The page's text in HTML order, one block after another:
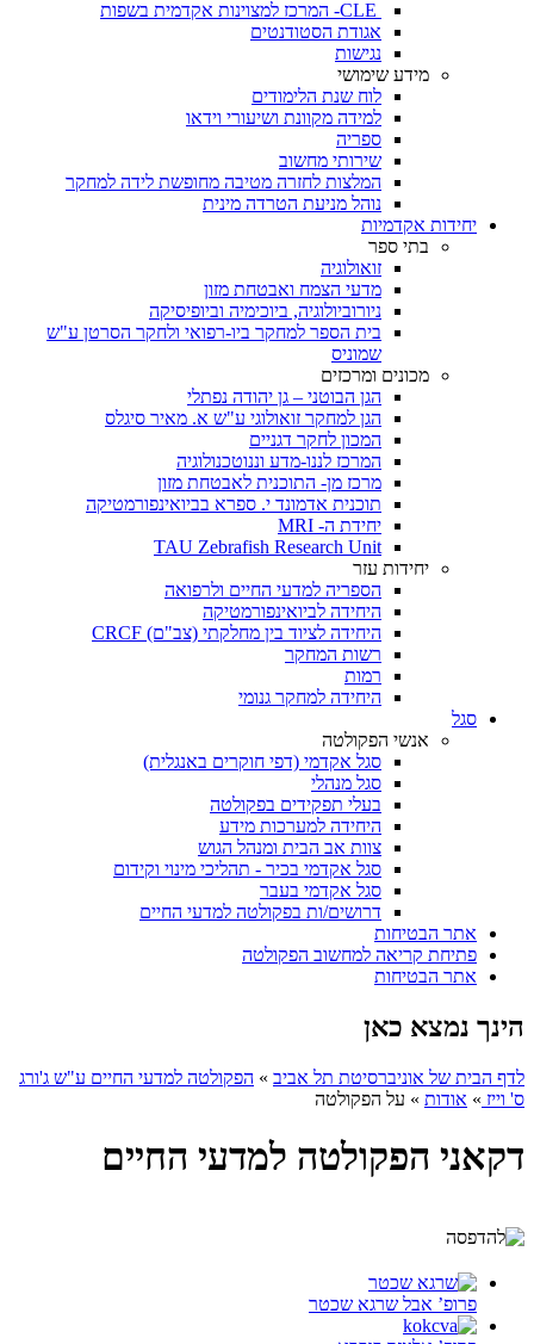
אגודת הסטודנטים
נגישות
מידע שימושי
לוח שנת הלימודים
למידה מקוונת ושיעורי וידאו
ספריה
שירותי מחשוב
המלצות לחזרה מטיבה מחופשת לידה למחקר
נוהל מניעת הטרדה מינית
יחידות אקדמיות
בתי ספר
זואולוגיה
מדעי הצמח ואבטחת מזון
ניורוביולוגיה, ביוכימיה וביופיסיקה
בית הספר למחקר ביו-רפואי ולחקר הסרטן ע"ש
שמוניס
מכונים ומרכזים
הגן הבוטני – גן יהודה נפתלי
הגן למחקר זואולוגי ע"ש א. מאיר סיגלס
המכון לחקר דגניים
המרכז לננו-מדע וננוטכנולוגיה
מרכז מן- התוכנית לאבטחת מזון
תוכנית אדמונד י. ספרא בביואינפורמטיקה
יחידת ה- MRI
TAU Zebrafish Research Unit
יחידות עזר
הספריה למדעי החיים ולרפואה
היחידה לביואינפורמטיקה
היחידה לציוד בין מחלקתי (צב"ם) CRCF
רשות המחקר
רמות
היחידה למחקר גנומי
סגל
אנשי הפקולטה
סגל אקדמי (דפי חוקרים באנגלית)
סגל מנהלי
בעלי תפקידים בפקולטה
היחידה למערכות מידע
צוות אב הבית ומנהל הגוש
סגל אקדמי בכיר - תהליכי מינוי וקידום
סגל אקדמי בעבר
דרושים/ות בפקולטה למדעי החיים
אתר הבטיחות
פתיחת קריאה למחשוב הפקולטה
אתר הבטיחות
הינך נמצא כאן
לדף הבית של אוניברסיטת תל אביב » הפקולטה למדעי החיים ע"ש ג'ורג
ס' וייז » אודות » על הפקולטה
דקאני הפקולטה למדעי החיים
פרופ’ אבל שרגא שכטר